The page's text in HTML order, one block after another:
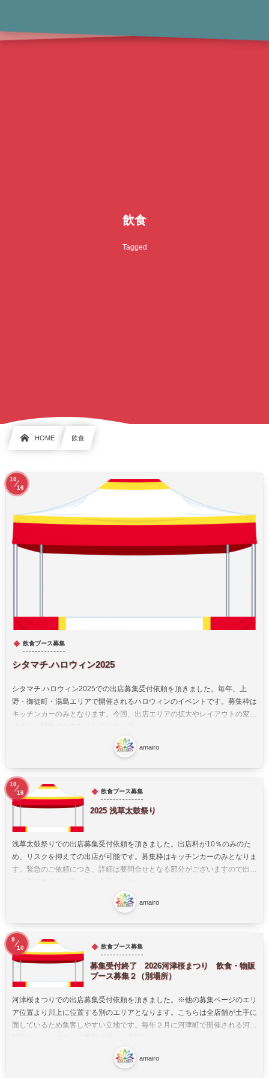
飲食
Tagged
HOME 飲食
飲食ブース募集
シタマチ.ハロウィン2025
シタマチ.ハロウィン2025での出店募集受付依頼を頂きました。毎年、上
野・御徒町・湯島エリアで開催されるハロウィンのイベントです。募集枠は
キッチンカーのみとなります。今回、出店エリアの拡大やレイアウトの変更
amairo
10
16
飲食ブース募集
2025 浅草太鼓祭り
浅草太鼓祭りでの出店募集受付依頼を頂きました。出店料が10％のみのた
め、リスクを抑えての出店が可能です。募集枠はキッチンカーのみとなりま
す。緊急のご依頼につき、詳細は要問合せとなる部分がございますので出店
amairo
10
16
飲食ブース募集
募集受付終了 2026河津桜まつり 飲食・物販
ブース募集２（別場所）
河津桜まつりでの出店募集受付依頼を頂きました。※他の募集ページのエリ
ア位置より川上に位置する別のエリアとなります。こちらは全店舗が土手に
面しているため集客しやすい立地です。毎年２月に河津町で開催される河津
amairo
9
10